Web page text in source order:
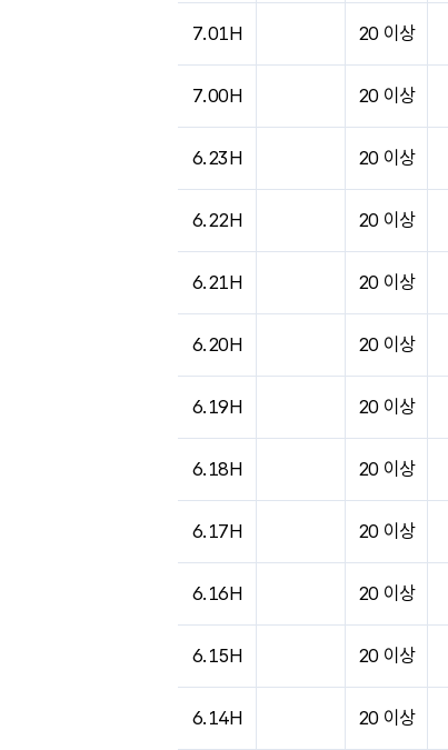
7.01H 20 이상
7.00H 20 이상
6.23H 20 이상
6.22H 20 이상
6.21H 20 이상
6.20H 20 이상
6.19H 20 이상
6.18H 20 이상
6.17H 20 이상
6.16H 20 이상
6.15H 20 이상
6.14H 20 이상